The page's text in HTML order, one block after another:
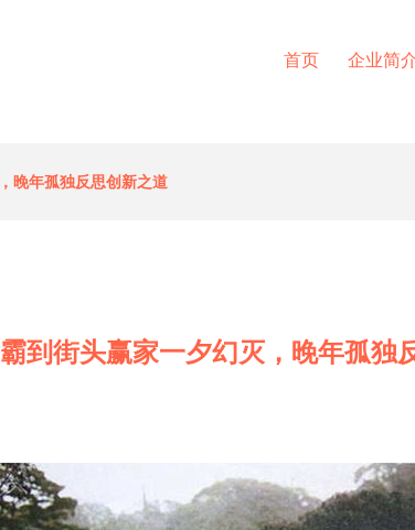
首页 企业简
晚年孤独反思创新之道
到街头赢家一夕幻灭，晚年孤独